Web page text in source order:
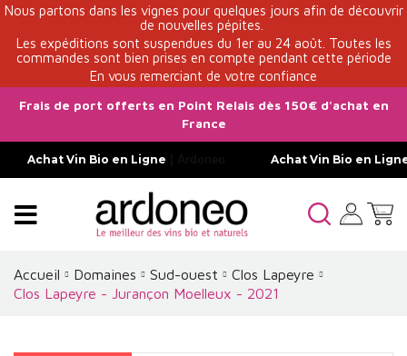
Nous partons dans les vignes pour quelques jours afin de découvrir
de nouvelles pépites.
Les expéditions sont suspendues du 1er au 24 août. Toutes les
commandes sont bien prises en compte pendant cette période
En vous remerciant de votre confiance
Frais de port offerts en Point Relais dès 150€ d'achat en
France
Achat Vin Bio en Ligne Achat Vin Bio en
Accueil Domaines Sud-ouest
Clos Lapeyre
Clos Lapeyre - Jurançon Moelleux - 2021